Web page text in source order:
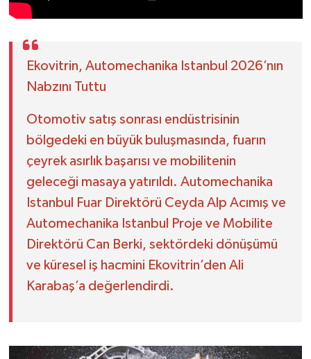
Ekovitrin, Automechanika Istanbul 2026’nın
Nabzını Tuttu
Otomotiv satış sonrası endüstrisinin
bölgedeki en büyük buluşmasında, fuarın
çeyrek asırlık başarısı ve mobilitenin
geleceği masaya yatırıldı. Automechanika
Istanbul Fuar Direktörü Ceyda Alp Acımış ve
Automechanika Istanbul Proje ve Mobilite
Direktörü Can Berki, sektördeki dönüşümü
ve küresel iş hacmini Ekovitrin’den Ali
Karabaş’a değerlendirdi.